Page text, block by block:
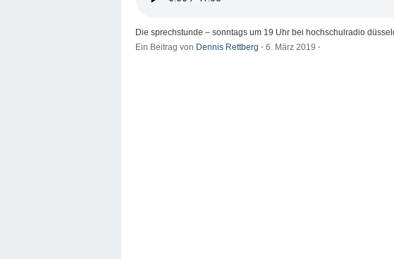
Die sprechstunde – sonntags um 19 Uhr bei hochschulradio
Ein Beitrag von Dennis Rettberg ⋅ 6. März 2019 ⋅